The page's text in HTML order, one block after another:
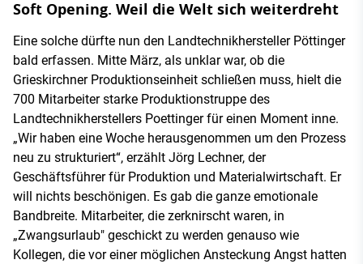
Soft Opening. Weil die Welt sich weiterdreht
Eine solche dürfte nun den Landtechnikhersteller Pöttinger
bald erfassen. Mitte März, als unklar war, ob die
Grieskirchner Produktionseinheit schließen muss, hielt die
700 Mitarbeiter starke Produktionstruppe des
Landtechnikherstellers Poettinger für einen Moment inne.
„Wir haben eine Woche herausgenommen um den Prozess
neu zu strukturiert“, erzählt Jörg Lechner, der
Geschäftsführer für Produktion und Materialwirtschaft. Er
will nichts beschönigen. Es gab die ganze emotionale
Bandbreite. Mitarbeiter, die zerknirscht waren, in
„Zwangsurlaub" geschickt zu werden genauso wie
Kollegen, die vor einer möglichen Ansteckung Angst hatten